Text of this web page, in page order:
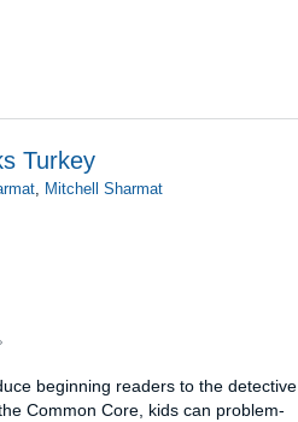
Turkey
,
Mitchell Sharmat
beginning readers to the detective
Common Core, kids can problem-